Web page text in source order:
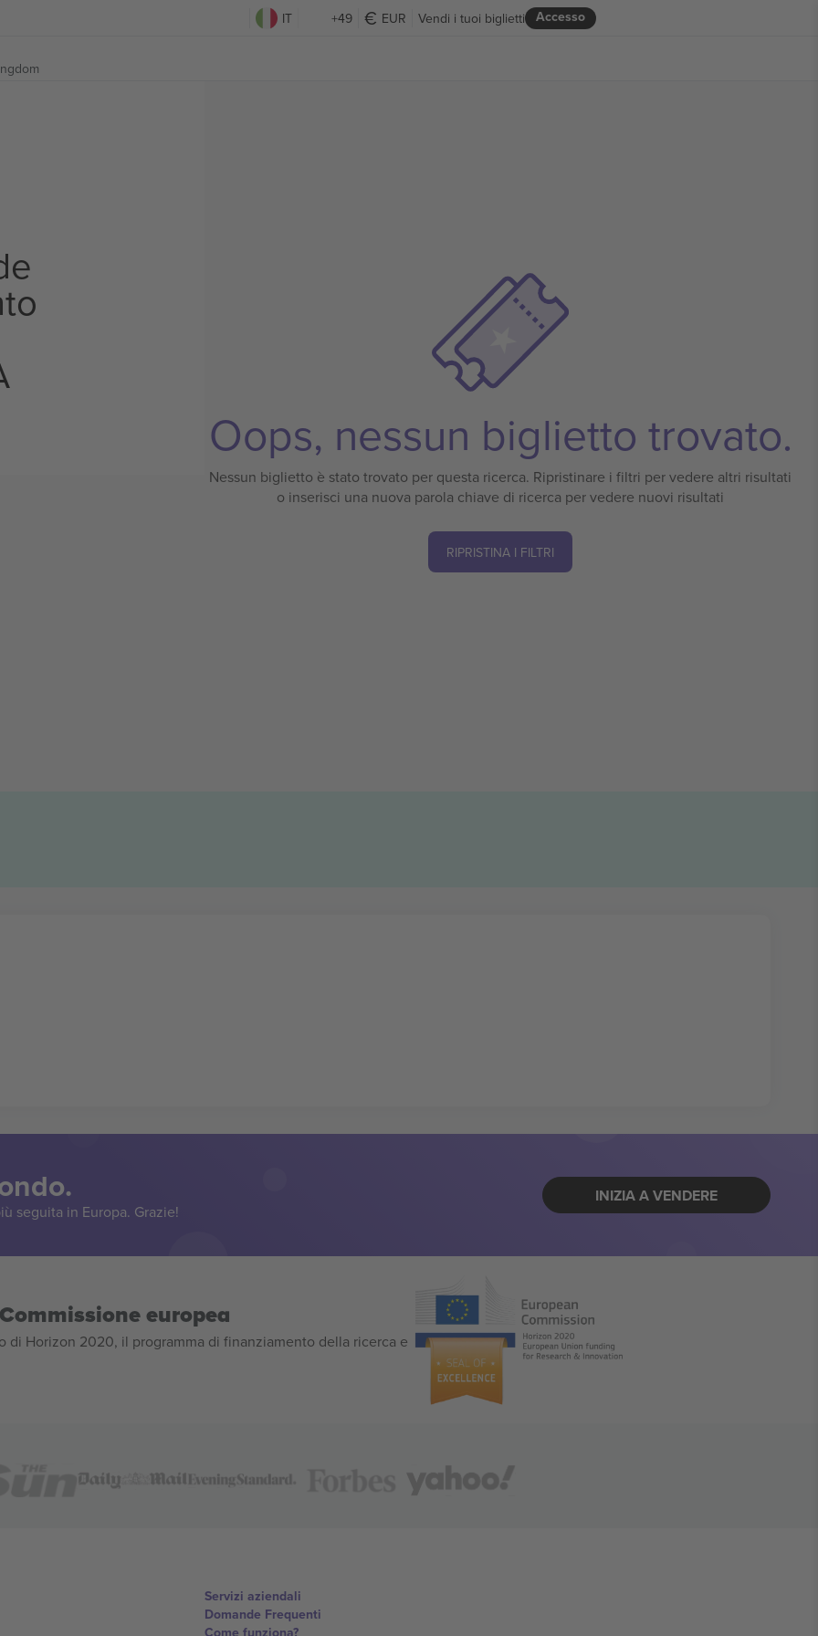
IT +49 EUR Accesso
Vendi i tuoi biglietti
Oops, nessun biglietto trovato.
Nessun biglietto è stato trovato per questa ricerca. Ripristinare i filtri per vedere altri risultati
o inserisci una nuova parola chiave di ricerca per vedere nuovi risultati
RIPRISTINA I FILTRI
seguita in Europa. Grazie!
INIZIA A VENDERE
europea
di Horizon 2020, il programma di finanziamento della ricerca e
Servizi aziendali
Domande Frequenti
Come funziona?